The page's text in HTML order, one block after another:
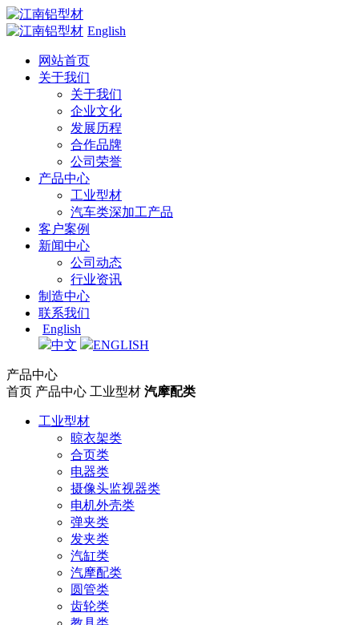
English
网站首页
关于我们
关于我们
企业文化
发展历程
合作品牌
公司荣誉
产品中心
工业型材
汽车类深加工产品
客户案例
新闻中心
公司动态
行业资讯
制造中心
联系我们
English
中文
ENGLISH
产品中心
首页 产品中心 工业型材 汽摩配类
工业型材
晾衣架类
合页类
电器类
摄像头监视器类
电机外壳类
弹夹类
发夹类
汽缸类
汽摩配类
圆管类
齿轮类